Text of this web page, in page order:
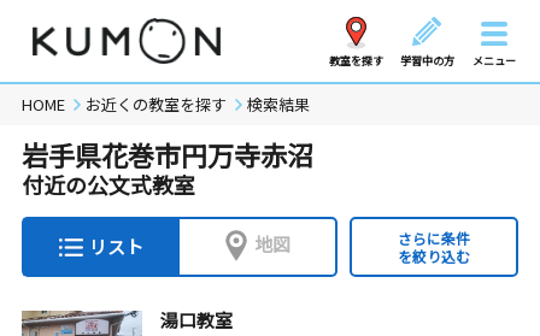
教室を探す 学習中の方 メニュー
HOME お近くの教室を探す 検索結果
岩手県花巻市円万寺赤沼
付近の公文式教室
リスト 地図
さらに条件
を絞り込む
湯口教室